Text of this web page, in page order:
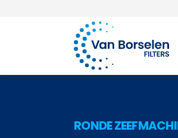
RONDE